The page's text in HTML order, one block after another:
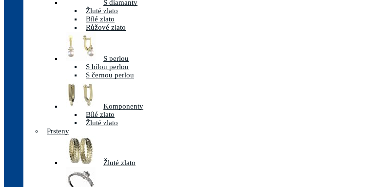
S diamanty
Žluté zlato
Bílé zlato
Růžové zlato
S perlou
S bílou perlou
S černou perlou
Komponenty
Bílé zlato
Žluté zlato
Prsteny
Žluté zlato